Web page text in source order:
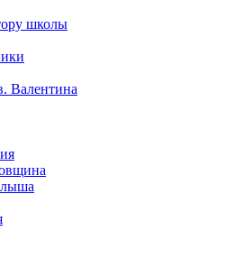
школы
Валентина